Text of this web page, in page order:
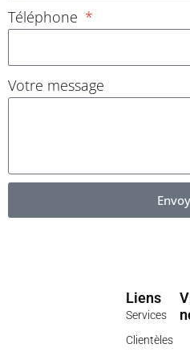
Téléphone
Votre message
Liens
Services
Clientèles